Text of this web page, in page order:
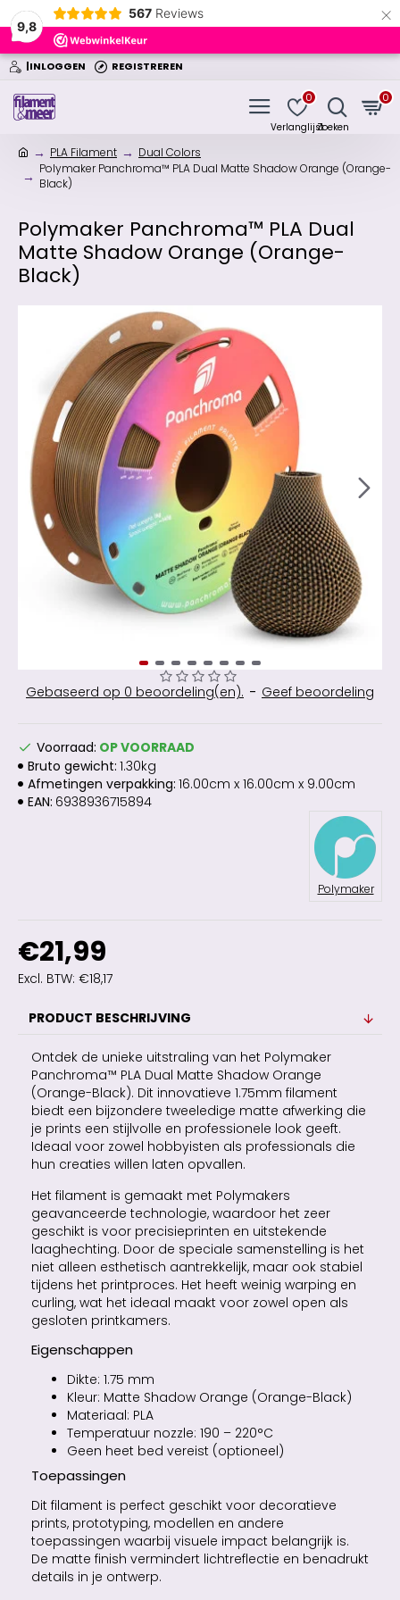
9,8
567 Reviews ×
|INLOGGEN REGISTREREN
0 0
PLA Filament
Dual Colors
Polymaker Panchroma™ PLA Dual Matte Shadow Orange (Orange-
Black)
Polymaker Panchroma™ PLA Dual
Matte Shadow Orange (Orange-
Black)
Gebaseerd op 0 beoordeling(en). - Geef beoordeling
€21,99
Excl. BTW: €18,17
Voorraad: OP VOORRAAD
Bruto gewicht: 1.30kg
Afmetingen verpakking: 16.00cm x 16.00cm x 9.00cm
EAN: 6938936715894
Polymaker
PRODUCT BESCHRIJVING
Ontdek de unieke uitstraling van het Polymaker
Panchroma™ PLA Dual Matte Shadow Orange
(Orange-Black). Dit innovatieve 1.75mm filament
biedt een bijzondere tweeledige matte afwerking die
je prints een stijlvolle en professionele look geeft.
Ideaal voor zowel hobbyisten als professionals die
hun creaties willen laten opvallen.
Het filament is gemaakt met Polymakers
geavanceerde technologie, waardoor het zeer
geschikt is voor precisieprinten en uitstekende
laaghechting. Door de speciale samenstelling is het
niet alleen esthetisch aantrekkelijk, maar ook stabiel
tijdens het printproces. Het heeft weinig warping en
curling, wat het ideaal maakt voor zowel open als
gesloten printkamers.
Eigenschappen
Dikte: 1.75 mm
Kleur: Matte Shadow Orange (Orange-Black)
Materiaal: PLA
Temperatuur nozzle: 190 – 220°C
Geen heet bed vereist (optioneel)
Toepassingen
Dit filament is perfect geschikt voor decoratieve
prints, prototyping, modellen en andere
toepassingen waarbij visuele impact belangrijk is.
De matte finish vermindert lichtreflectie en benadrukt
details in je ontwerp.